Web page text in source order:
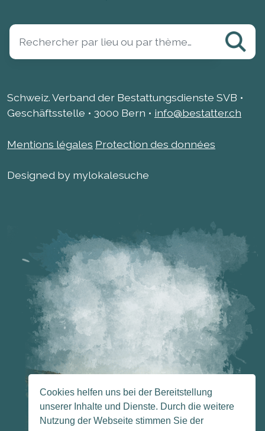
Cookies helfen uns bei der Bereitstellung
unserer Inhalte und Dienste. Durch die weitere
Nutzung der Webseite stimmen Sie der
Schweiz. Verband der Bestattungsdienste SVB •
Geschäftsstelle • 3000 Bern • info@bestatter.ch
Mentions légales Protection des données
Designed by mylokalesuche